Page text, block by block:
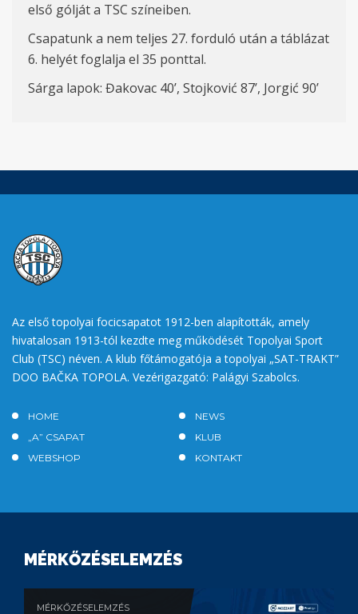
első gólját a TSC színeiben.
Csapatunk a nem teljes 27. forduló után a táblázat
6. helyét foglalja el 35 ponttal.
Sárga lapok: Đakovac 40’, Stojković 87’, Jorgić 90’
Az első topolyai focicsapatot 1912-ben alapították, amely
hivatalosan 1913-tól kezdte meg működését Topolyai Sport
Club (TSC) néven. A klub főtámogatója a topolyai „SAT-TRAKT”
DOO BAČKA TOPOLA. Vezérigazgató: Palágyi Szabolcs.
HOME
NEWS
„A” CSAPAT
KLUB
WEBSHOP
KONTAKT
MÉRKŐZÉSELEMZÉS
MÉRKŐZÉSELEMZÉS